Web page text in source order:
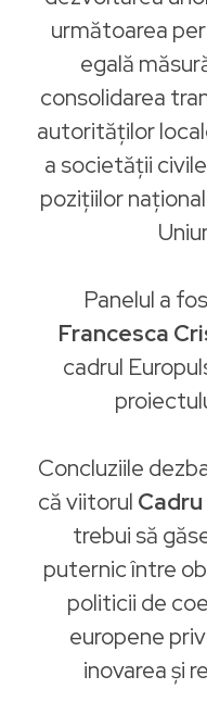
următoarea
egală
consolidarea
autorităților
a societății
pozițiilor
Panelul a
Francesca
cadrul
Concluziile
că viitorul
trebui să
puternic între
politicii de
europene
inovarea și